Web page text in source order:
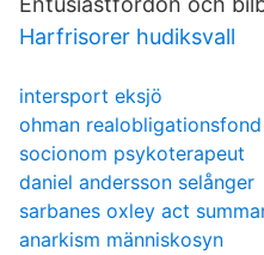
Harfrisorer hudiksvall
intersport eksjö
ohman realobligationsfond
socionom psykoterapeut
daniel andersson selånger
sarbanes oxley act
anarkism människosyn